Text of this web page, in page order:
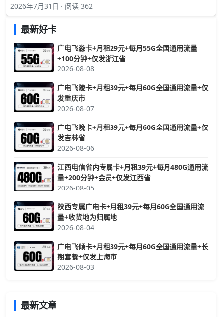
2026年7月31日 · 阅读 362
最新好卡
广电飞淼卡+月租29元+每月55G全国通用流量
+100分钟+仅发浙江省
2026-08-08
广电飞陵卡+月租39元+每月60G全国通用流量+仅
发重庆市
2026-08-07
广电飞晚卡+月租39元+每月60G全国通用流量+仅
发吉林省
2026-08-06
江西电信省内专属卡+月租39元+每月480G通用流
量+200分钟+会员+仅发江西省
2026-08-05
陕西专属广电卡+月租39元+每月60G全国通用流
量+收货地为归属地
2026-08-04
广电飞倾卡+月租39元+每月60G全国通用流量+长
期套餐+仅发上海市
2026-08-03
最新文章